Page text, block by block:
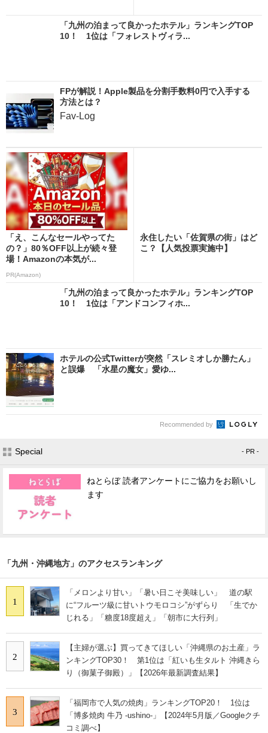
「九州の泊まって良かったホテル」ランキングTOP
10！ 1位は「フォレストヴィラ...
FPが解説！Apple製品を分割手数料0円で入手する
方法とは？
Fav-Log
「え、こんなセールやってた
の？」80％OFF以上が続々登
場！Amazonの本気が...
PR(Amazon)
永住したい「佐賀県の街」はど
こ？【人気投票実施中】
「九州の泊まって良かったホテル」ランキングTOP
10！ 1位は「アンドコンフィホ...
ホテルの公式Twitterが突然「スレミオしか勝たん」
と誤爆 「水星の魔女」愛ゆ...
Recommended by
Special - PR -
ねとらぼ 読者アンケートにご協力をお願いし
ます
「九州・沖縄地方」のアクセスランキング
1
「メロンより甘い」「暑い日こそ美味しい」 道の駅
に“フルーツ級に甘いトウモロコシ”がずらり 「生でか
じれる」「糖度18度超え」「朝市に大行列」
2
【主婦が選ぶ】買ってきてほしい「沖縄県のお土産」ラ
ンキングTOP30！ 第1位は「紅いも生タルト 沖縄きら
り（御菓子御殿）」【2026年最新調査結果】
3
「福岡市で人気の焼肉」ランキングTOP20！ 1位は
「博多焼肉 牛乃 -ushino-」【2024年5月版／Googleクチ
コミ調べ】